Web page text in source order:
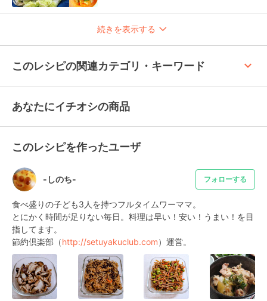
続きを表示する
このレシピの関連カテゴリ・キーワード keyboard_arrow_up
あなたにイチオシの商品
このレシピを作ったユーザ
-しのち- フォローする
食べ盛りの子ども3人を持つフルタイムワーママ。
とにかく時間が足りない毎日。料理は早い！安い！うまい！を目
指してます。
節約倶楽部（http://setuyakuclub.com）運営。